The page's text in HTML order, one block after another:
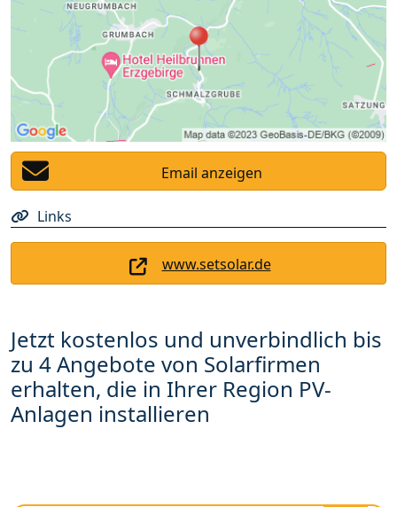
Email anzeigen
Links
www.setsolar.de
Jetzt kostenlos und unverbindlich bis
zu 4 Angebote von Solarfirmen
erhalten, die in Ihrer Region PV-
Anlagen installieren